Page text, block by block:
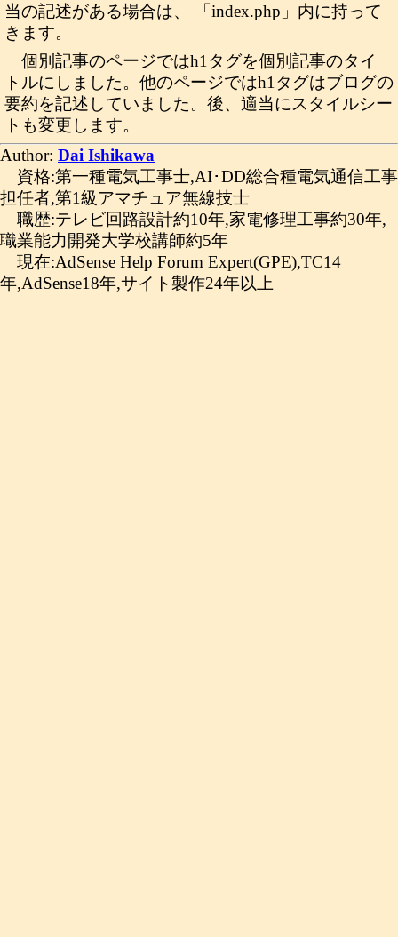
当の記述がある場合は、 「index.php」内に持って
きます。
個別記事のページではh1タグを個別記事のタイ
トルにしました。他のページではh1タグはブログの
要約を記述していました。後、適当にスタイルシー
トも変更します。
Author: Dai Ishikawa
資格:第一種電気工事士,AI･DD総合種電気通信工事
担任者,第1級アマチュア無線技士
職歴:テレビ回路設計約10年,家電修理工事約30年,
職業能力開発大学校講師約5年
現在:AdSense Help Forum Expert(GPE),TC14
年,AdSense18年,サイト製作24年以上